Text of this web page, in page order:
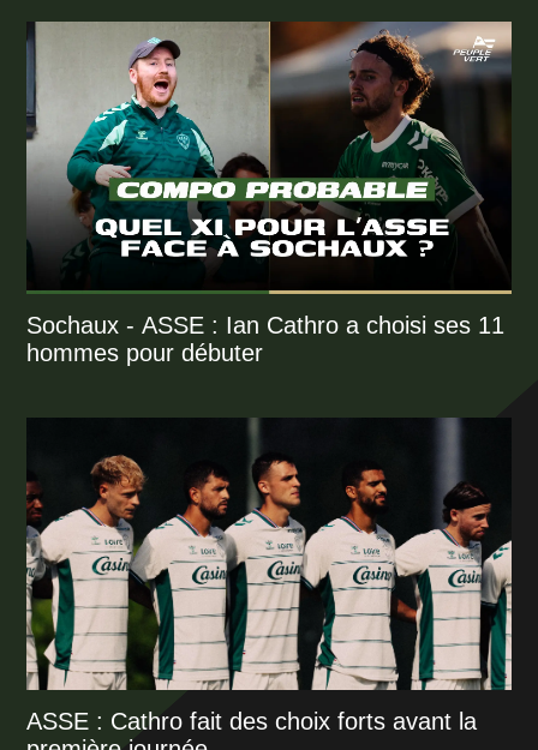
Sochaux - ASSE : Ian Cathro a choisi ses 11
hommes pour débuter
ASSE : Cathro fait des choix forts avant la